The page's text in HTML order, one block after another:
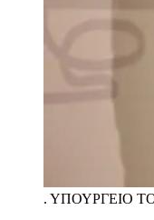
. ΥΠΟΥΡΓΕΙΟ